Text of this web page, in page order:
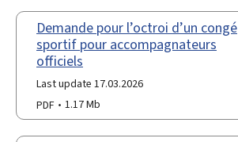
Demande pour l’octroi d’un congé
sportif pour accompagnateurs
officiels
Last update 17.03.2026
PDF
1.17 Mb